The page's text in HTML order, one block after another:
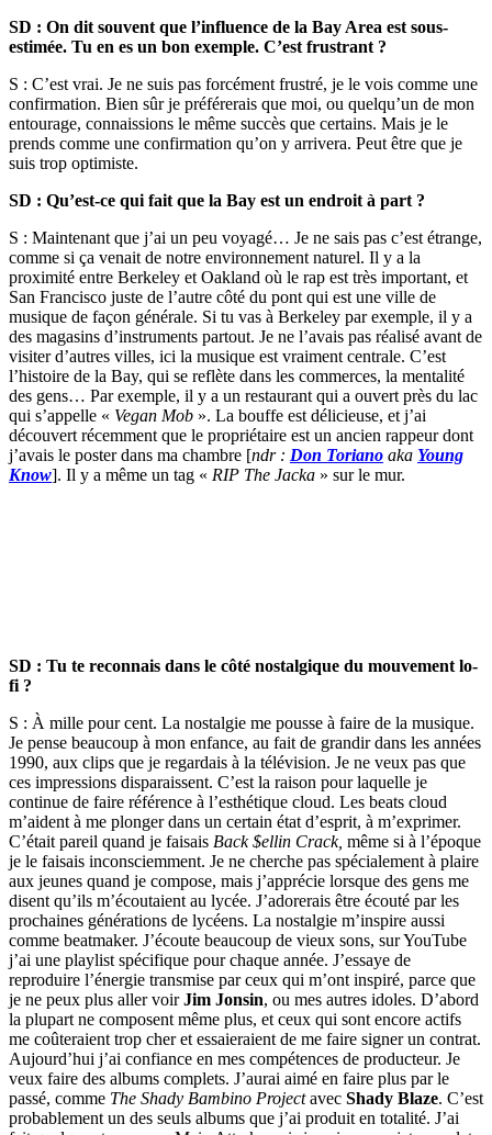
SD : On dit souvent que l’influence de la Bay Area est sous-
estimée. Tu en es un bon exemple. C’est frustrant ?
S : C’est vrai. Je ne suis pas forcément frustré, je le vois comme une
confirmation. Bien sûr je préférerais que moi, ou quelqu’un de mon
entourage, connaissions le même succès que certains. Mais je le
prends comme une confirmation qu’on y arrivera. Peut être que je
suis trop optimiste.
SD : Qu’est-ce qui fait que la Bay est un endroit à part ?
S : Maintenant que j’ai un peu voyagé… Je ne sais pas c’est étrange,
comme si ça venait de notre environnement naturel. Il y a la
proximité entre Berkeley et Oakland où le rap est très important, et
San Francisco juste de l’autre côté du pont qui est une ville de
musique de façon générale. Si tu vas à Berkeley par exemple, il y a
des magasins d’instruments partout. Je ne l’avais pas réalisé avant de
visiter d’autres villes, ici la musique est vraiment centrale. C’est
l’histoire de la Bay, qui se reflète dans les commerces, la mentalité
des gens… Par exemple, il y a un restaurant qui a ouvert près du lac
qui s’appelle « Vegan Mob ». La bouffe est délicieuse, et j’ai
découvert récemment que le propriétaire est un ancien rappeur dont
j’avais le poster dans ma chambre [ndr : Don Toriano aka Young
Know]. Il y a même un tag « RIP The Jacka » sur le mur.
SD : Tu te reconnais dans le côté nostalgique du mouvement lo-
fi ?
S : À mille pour cent. La nostalgie me pousse à faire de la musique.
Je pense beaucoup à mon enfance, au fait de grandir dans les années
1990, aux clips que je regardais à la télévision. Je ne veux pas que
ces impressions disparaissent. C’est la raison pour laquelle je
continue de faire référence à l’esthétique cloud. Les beats cloud
m’aident à me plonger dans un certain état d’esprit, à m’exprimer.
C’était pareil quand je faisais Back $ellin Crack, même si à l’époque
je le faisais inconsciemment. Je ne cherche pas spécialement à plaire
aux jeunes quand je compose, mais j’apprécie lorsque des gens me
disent qu’ils m’écoutaient au lycée. J’adorerais être écouté par les
prochaines générations de lycéens. La nostalgie m’inspire aussi
comme beatmaker. J’écoute beaucoup de vieux sons, sur YouTube
j’ai une playlist spécifique pour chaque année. J’essaye de
reproduire l’énergie transmise par ceux qui m’ont inspiré, parce que
je ne peux plus aller voirJim Jonsin, ou mes autres idoles. D’abord
la plupart ne composent même plus, et ceux qui sont encore actifs
me coûteraient trop cher et essaieraient de me faire signer un contrat.
Aujourd’hui j’ai confiance en mes compétences de producteur. Je
veux faire des albums complets. J’aurai aimé en faire plus par le
passé, comme The Shady Bambino Projectavec Shady Blaze. C’est
probablement un des seuls albums que j’ai produit en totalité. J’ai